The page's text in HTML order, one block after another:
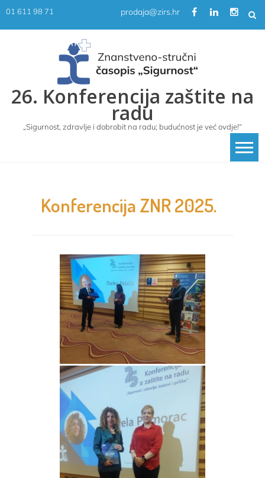
Skip01 611 98 71 prodaja@zirs.hr
26. Konferencija zaštite na
radu
„Sigurnost, zdravlje i dobrobit na radu; budućnost je već ovdje!“
Konferencija ZNR 2025.